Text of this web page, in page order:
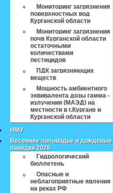
Мониторинг загрязнения
поверхностных вод
Курганской области
Мониторинг загрязнения
почв Курганской области
остаточными
количествами
пестицидов
ПДК загрязняющих
веществ
Мощность амбиентного
эквивалента дозы гамма -
излучения (МАЭД) на
местности в г.Кургане и
Курганской области
НМУ
Весеннее половодье и дождевые
паводки 2026
Гидрологический
бюллетень
Опасные и
неблагоприятные явления
на реках РФ